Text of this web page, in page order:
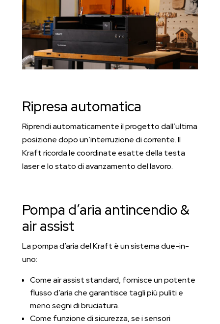
Ripresa automatica
Riprendi automaticamente il progetto dall’ultima
posizione dopo un’interruzione di corrente. Il
Kraft ricorda le coordinate esatte della testa
laser e lo stato di avanzamento del lavoro.
Pompa d’aria antincendio &
air assist
La pompa d’aria del Kraft è un sistema due-in-
uno:
Come air assist standard, fornisce un potente
flusso d’aria che garantisce tagli più puliti e
meno segni di bruciatura.
Come funzione di sicurezza, se i sensori